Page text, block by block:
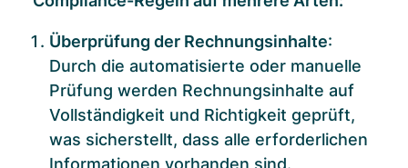
Überprüfung der Rechnungsinhalte:
Durch die automatisierte oder manuelle
Prüfung werden Rechnungsinhalte auf
Vollständigkeit und Richtigkeit geprüft,
was sicherstellt, dass alle erforderlichen
Informationen vorhanden sind.